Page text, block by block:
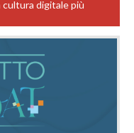
digitale più